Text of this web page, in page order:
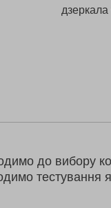
дзеркала
до вибору
тестування